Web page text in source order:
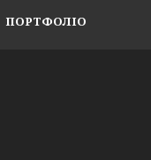
ПОРТФОЛІО